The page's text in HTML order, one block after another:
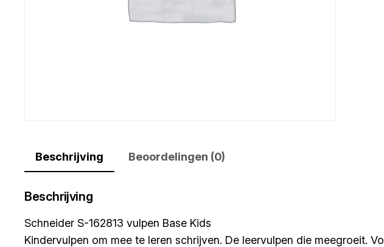
Beschrijving Beoordelingen (0)
Beschrijving
Schneider S-162813 vulpen Base Kids
Kindervulpen om mee te leren schrijven. De leervulpen die meegroeit.